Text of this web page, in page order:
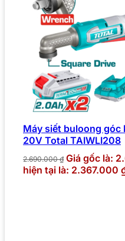
Máy siết buloong
20V Total TAIWLI208
2.690.000₫ Giá gốc là:
hiện tại là: 2.367.000